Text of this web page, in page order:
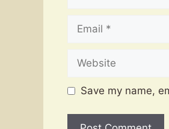
Email
Website
Save my name,